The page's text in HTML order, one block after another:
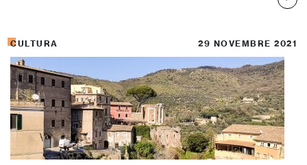
CULTURA 29 NOVEMBRE 2021